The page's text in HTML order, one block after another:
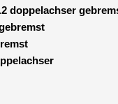
doppelachser